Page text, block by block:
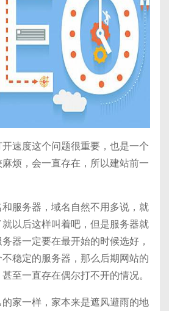
度这个问题很重要，也是一个
烦，会一直存在，所以建站前一
务器，域名自然不用多说，就
以后这样叫着吧，但是服务器就
器一定要在最开始的时候选好，
稳定的服务器，那么后期网站的
至一直存在偶尔打不开的情况。
一样，家本来是遮风避雨的地